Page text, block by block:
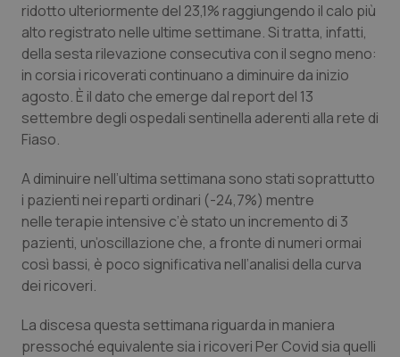
Abruzzo
Basilicata
Calabria
Campania
Emilia-Romagna
Friuli Venezia Giulia
Lazio
Liguria
QS Pro Gold
Artrite & artrosi
Asma & BPCO
Car-T
Colesterolo & coronaropatie
Dermatite Atopica
Diabete & glucometri
Disturbi dell’umore
QS Club Newsletter
ridotto ulteriormente del 23,1% raggiungendo il calo più
alto registrato nelle ultime settimane. Si tratta, infatti,
della sesta rilevazione consecutiva con il segno meno:
in corsia i ricoverati continuano a diminuire da inizio
agosto. È il dato che emerge dal report del 13
settembre degli ospedali sentinella aderenti alla rete di
Fiaso.
A diminuire nell’ultima settimana sono stati soprattutto
i pazienti nei reparti ordinari (-24,7%) mentre
nelle terapie intensive c’è stato un incremento di 3
pazienti, un’oscillazione che, a fronte di numeri ormai
così bassi, è poco significativa nell’analisi della curva
dei ricoveri.
La discesa questa settimana riguarda in maniera
pressoché equivalente sia i ricoveri Per Covid sia quelli